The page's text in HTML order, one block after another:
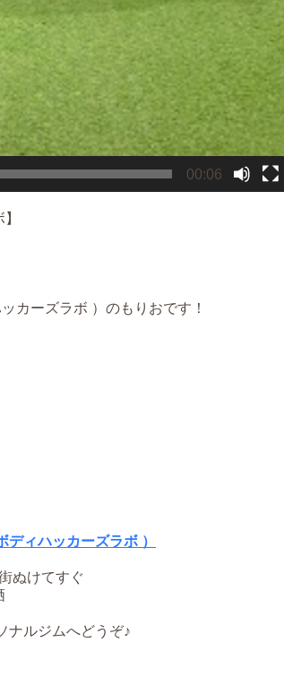
00:06
カーズラボ ）のもりおです！
ィハッカーズラボ ）
ぬけてすぐ
ナルジムへどうぞ♪